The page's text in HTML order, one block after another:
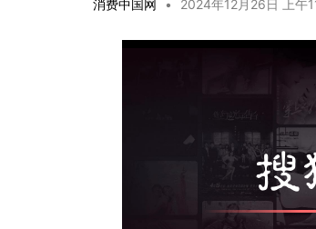
消费中国网 • 2024年12月26日 上午